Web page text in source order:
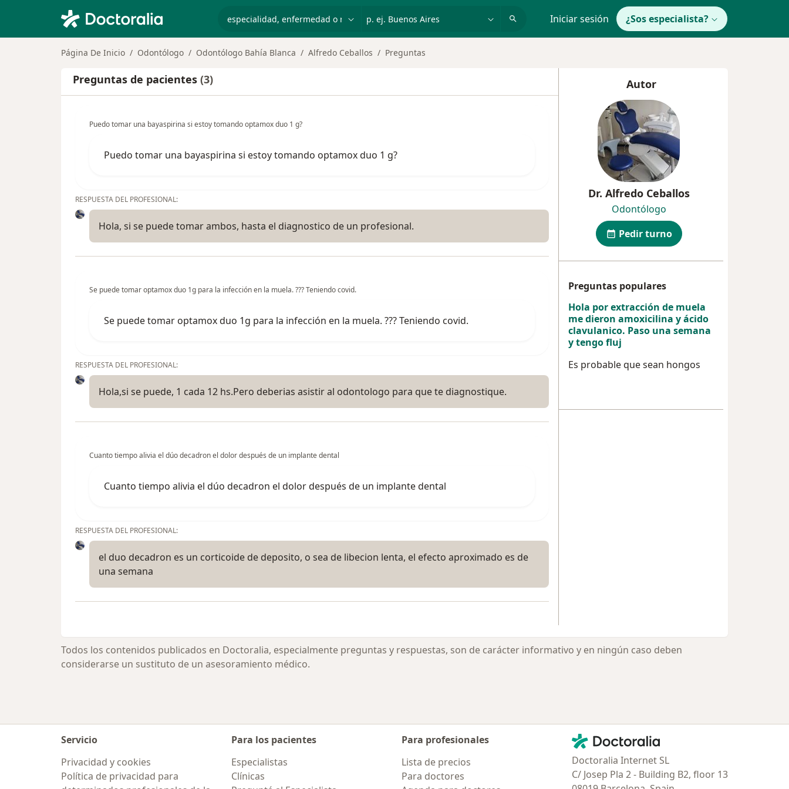
Iniciar sesión ¿Sos especialista?
Página De Inicio Odontólogo Odontólogo Bahía Blanca Alfredo Ceballos Preguntas
Preguntas de pacientes (3)
Puedo tomar una bayaspirina si estoy tomando optamox duo 1 g?
Puedo tomar una bayaspirina si estoy tomando optamox duo 1 g?
RESPUESTA DEL PROFESIONAL:
Hola, si se puede tomar ambos, hasta el diagnostico de un profesional.
Se puede tomar optamox duo 1g para la infección en la muela. ??? Teniendo covid.
Se puede tomar optamox duo 1g para la infección en la muela. ??? Teniendo covid.
RESPUESTA DEL PROFESIONAL:
Hola,si se puede, 1 cada 12 hs.Pero deberias asistir al odontologo para que te diagnostique.
Cuanto tiempo alivia el dúo decadron el dolor después de un implante dental
Cuanto tiempo alivia el dúo decadron el dolor después de un implante dental
RESPUESTA DEL PROFESIONAL:
el duo decadron es un corticoide de deposito, o sea de libecion lenta, el efecto aproximado es de
una semana
Autor
Dr. Alfredo Ceballos
Odontólogo
Pedir turno
Preguntas populares
Hola por extracción de muela
me dieron amoxicilina y ácido
clavulanico. Paso una semana
y tengo fluj
Es probable que sean hongos
Todos los contenidos publicados en Doctoralia, especialmente preguntas y respuestas, son de carácter informativo y en ningún caso deben
considerarse un sustituto de un asesoramiento médico.
Servicio
Privacidad y cookies
Política de privacidad para
Para los pacientes
Especialistas
Clínicas
Para profesionales
Lista de precios
Para doctores
Contacto
Doctoralia - Página de inicio
Doctoralia Internet SL
C/ Josep Pla 2 - Building B2, floor 13